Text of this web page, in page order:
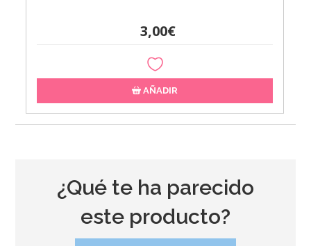
3,00€
AÑADIR
¿Qué te ha parecido
este producto?